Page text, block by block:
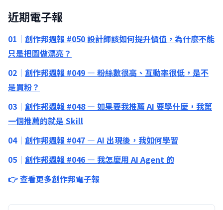
近期電子報
01｜ 創作邦週報 #050 設計師該如何提升價值，為什麼不能
只是把圖做漂亮？
02｜ 創作邦週報 #049 — 粉絲數很高、互動率很低，是不
是買粉？
03｜ 創作邦週報 #048 — 如果要我推薦 AI 要學什麼，我第
一個推薦的就是 Skill
04｜ 創作邦週報 #047 — AI 出現後，我如何學習
05｜ 創作邦週報 #046 — 我怎麼用 AI Agent 的
👉查看更多創作邦電子報